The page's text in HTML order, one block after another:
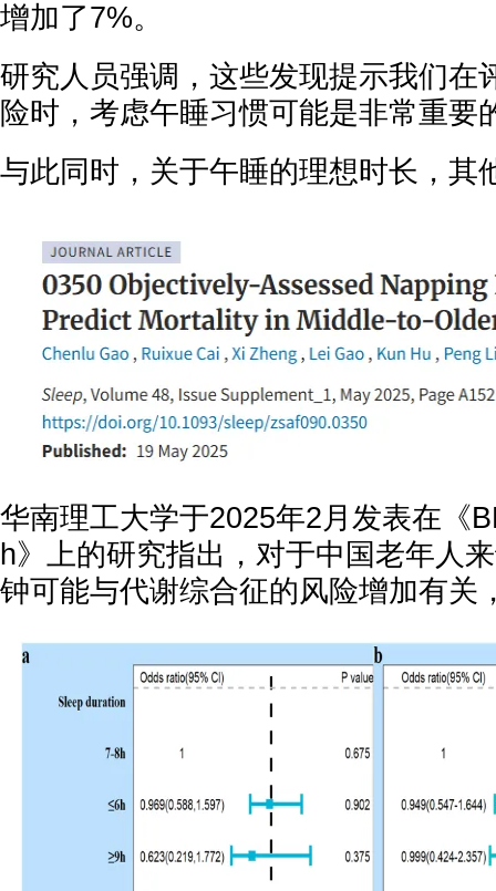
增加了7%。
研究人员强调，这些发现提示我们在
险时，考虑午睡习惯可能是非常重要
与此同时，关于午睡的理想时长，其
华南理工大学于2025年2月发表在《
h》上的研究指出，对于中国老年人
钟可能与代谢综合征的风险增加有关